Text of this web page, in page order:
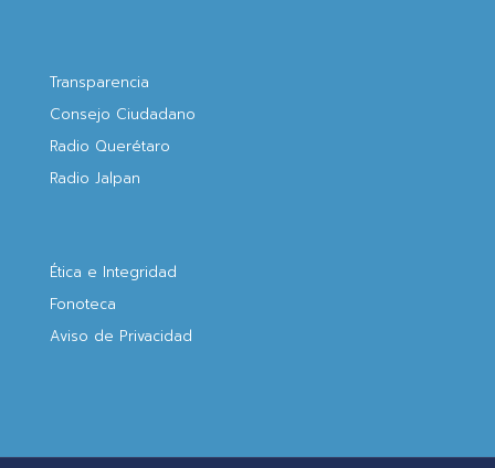
Transparencia
Consejo Ciudadano
Radio Querétaro
Radio Jalpan
Ética e Integridad
Fonoteca
Aviso de Privacidad